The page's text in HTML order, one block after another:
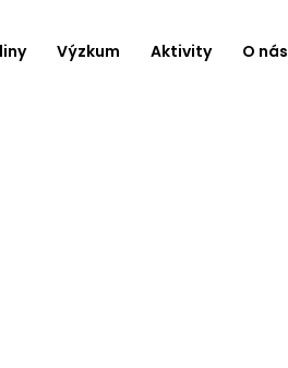
Výzkum Aktivity O nás